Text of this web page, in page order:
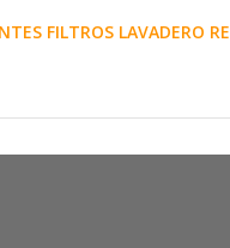
FILTROS LAVADERO